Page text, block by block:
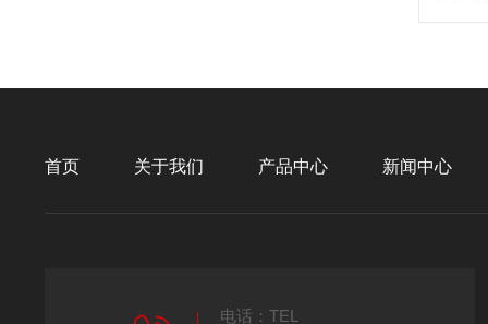
首页 关于我们 产品中心 新闻中心
电话：TEL